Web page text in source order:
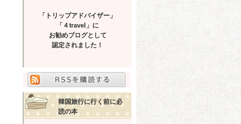
「トリップアドバイザー」
「４travel」に
お勧めブログとして
認定されました！
韓国旅行に行く前に必
読の本